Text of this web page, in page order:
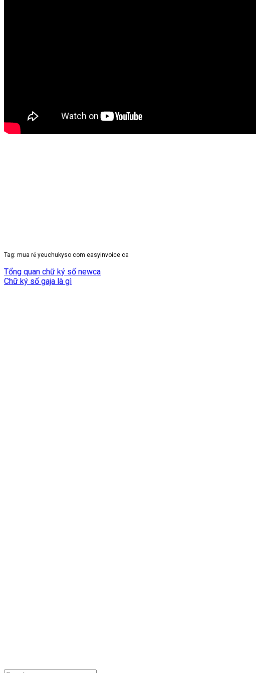
Tag: mua rẻ yeuchukyso com easyinvoice ca
Tổng quan chữ ký số newca
Chữ ký số gaja là gì